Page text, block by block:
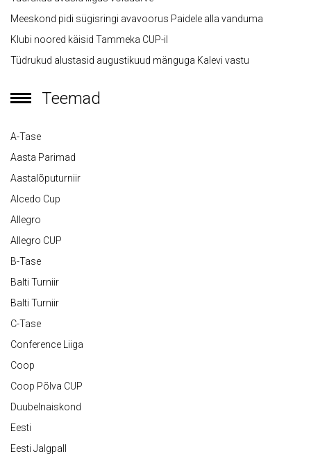
Meeskond pidi sügisringi avavoorus Paidele alla vanduma
Klubi noored käisid Tammeka CUP-il
Tüdrukud alustasid augustikuud mänguga Kalevi vastu
Teemad
A-Tase
Aasta Parimad
Aastalõputurniir
Alcedo Cup
Allegro
Allegro CUP
B-Tase
Balti Turniir
Balti Turniir
C-Tase
Conference Liiga
Coop
Coop Põlva CUP
Duubelnaiskond
Eesti
Eesti Jalgpall